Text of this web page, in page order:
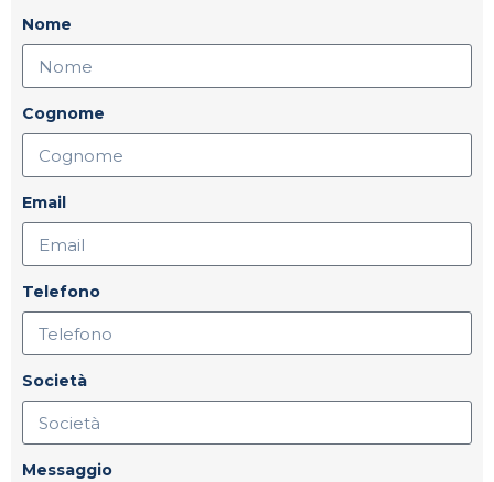
Nome
Cognome
Email
Telefono
Società
Messaggio